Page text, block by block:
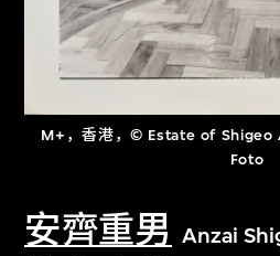
M+，香港，© Estate of
Foto
安齊重男 Anzai
关于M+藏品
探索世界顶级的二十及
文化藏品。